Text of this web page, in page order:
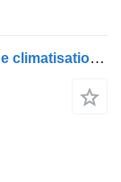
Flexible de climatisation Scania tuyau de climatisation 2373368 pour tracteur routier Scania R410